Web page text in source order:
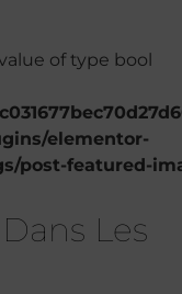
of type bool
elementor-
post-featured-
Les